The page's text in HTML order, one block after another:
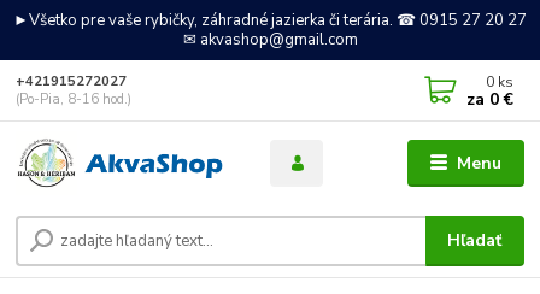
►Všetko pre vaše rybičky, záhradné jazierka či terária. ☎ 0915 27 20 27
✉ akvashop@gmail.com
Menu
Hľadať
+421915272027
(Po-Pia, 8-16 hod.)
0 ks
za 0 €